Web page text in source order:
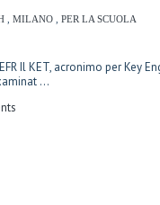
MILANO PER LA SCUOLA
Il KET, acronimo per Key
...